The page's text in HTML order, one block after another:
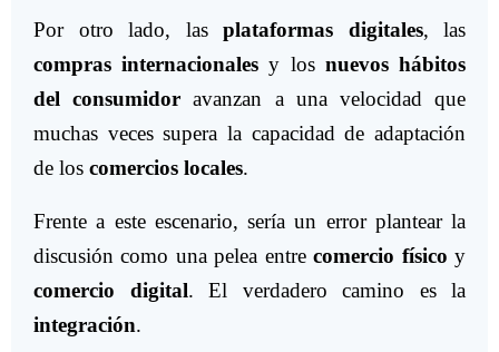
Por otro lado, las plataformas digitales, las
compras internacionales y los nuevos hábitos
del consumidor avanzan a una velocidad que
muchas veces supera la capacidad de adaptación
de los comercios locales.
Frente a este escenario, sería un error plantear la
discusión como una pelea entrecomercio físico y
comercio digital. El verdadero camino es la
integración.